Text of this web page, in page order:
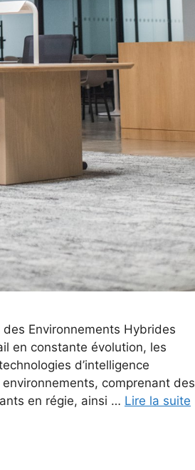
Environnements Hybrides
en constante évolution, les
d’intelligence
comprenant des
en régie, ainsi … Lire la suite